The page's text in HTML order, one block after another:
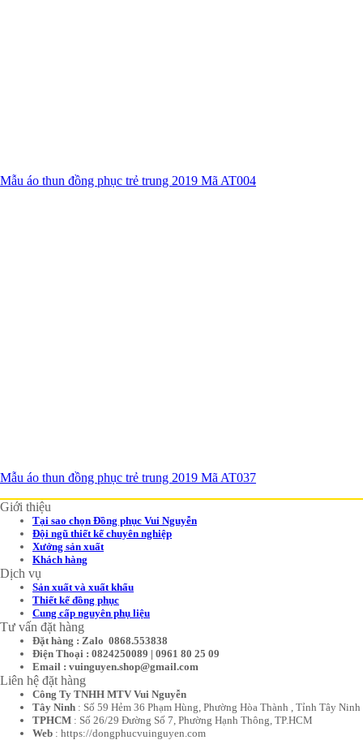
Mẫu áo thun đồng phục trẻ trung 2019 Mã AT004
Mẫu áo thun đồng phục trẻ trung 2019 Mã AT037
Giới thiệu
Tại sao chọn Đồng phục Vui Nguyễn
Đội ngũ thiết kế chuyên nghiệp
Xưởng sản xuất
Khách hàng
Dịch vụ
Sản xuất và xuất khẩu
Thiết kế đồng phục
Cung cấp nguyên phụ liệu
Tư vấn đặt hàng
Đặt hàng : Zalo 0868.553838
Điện Thoại : 0824250089 | 0961 80 25 09
Email : vuinguyen.shop@gmail.com
Liên hệ đặt hàng
Công Ty TNHH MTV Vui Nguyễn
Tây Ninh : Số 59 Hẻm 36 Phạm Hùng, Phường Hòa Thành , Tỉnh Tây Ninh
TPHCM : Số 26/29 Đường Số 7, Phường Hạnh Thông, TP.HCM
Web : https://dongphucvuinguyen.com